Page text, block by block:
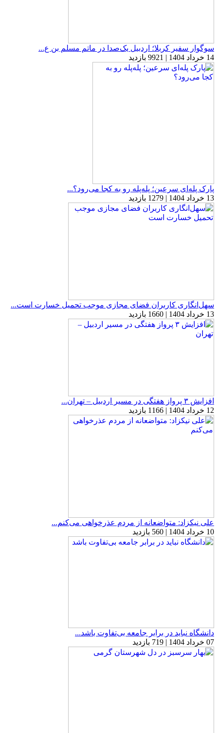
سوگوار سفیر کربلا؛ اردبیل یک‌صدا در ماتم مسلم بن ع...
14 خرداد 1404 | 9921 بازدید
پارک پله‌ای سرعین؛ پله‌پله رو به کجا می‌رود؟...
13 خرداد 1404 | 1279 بازدید
سهل‌انگاری کاربران فضای مجازی موجب تحمیل خسارت است...
13 خرداد 1404 | 1660 بازدید
افزایش ۳ پرواز هفتگی در مسیر اردبیل – تهران...
12 خرداد 1404 | 1166 بازدید
علی نیکزاد: متواضعانه از مردم عذرخواهی می‌کنم...
10 خرداد 1404 | 560 بازدید
دانشگاه نباید در برابر جامعه بی‌تفاوت باشد...
07 خرداد 1404 | 719 بازدید